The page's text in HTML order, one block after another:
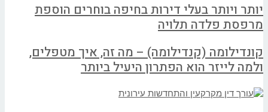
יותר ויותר בעלי דירות בחיפה בוחרים הוספת
מרפסת פלדה תלויה
קונדילומה (קנדילומה) – מה זה, איך מטפלים,
ולמה לייזר הוא הפתרון היעיל ביותר